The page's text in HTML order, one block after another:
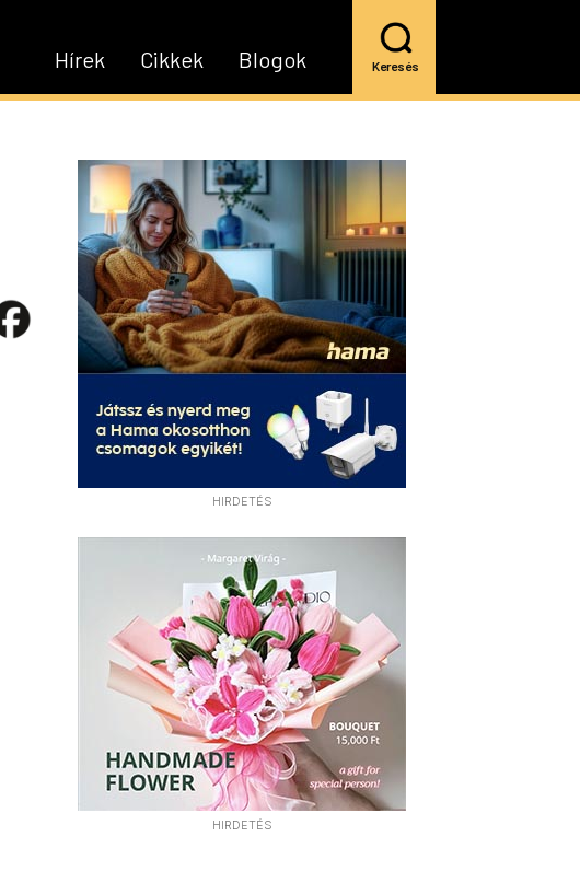
Blogok
Cikkek
Hírek Keresés
HIRDETÉS
HIRDETÉS